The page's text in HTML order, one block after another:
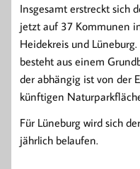
Insgesamt erstreckt sich
jetzt auf 37 Kommunen
Heidekreis und
besteht aus einem
der abhängig ist von der
künftigen
Für Lüneburg wird sich
jährlich belaufen.